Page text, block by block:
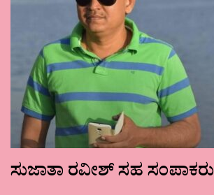
ಸುಜಾತಾ ರವೀಶ್ ಸಹ ಸಂಪಾಕರು